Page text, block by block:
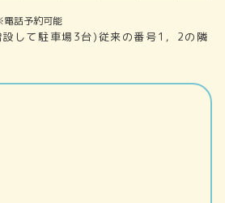
話予約可能
して駐車場3台)従来の番号1，2の隣